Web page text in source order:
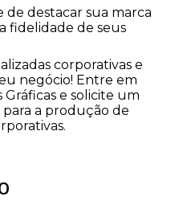
de destacar sua marca
fidelidade de seus
corporativas e
negócio! Entre em
e solicite um
a produção de